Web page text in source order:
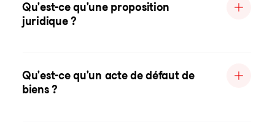
Qu'est-ce qu'une proposition
juridique ?
Qu'est-ce qu'un acte de défaut de
biens ?